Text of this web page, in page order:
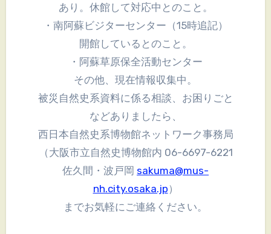
あり。休館して対応中とのこと。
・南阿蘇ビジターセンター（15時追記）
開館しているとのこと。
・阿蘇草原保全活動センター
その他、現在情報収集中。
被災自然史系資料に係る相談、お困りごと
などありましたら、
西日本自然史系博物館ネットワーク事務局
（大阪市立自然史博物館内 06-6697-6221
佐久間・波戸岡 sakuma@mus-
nh.city.osaka.jp ）
までお気軽にご連絡ください。